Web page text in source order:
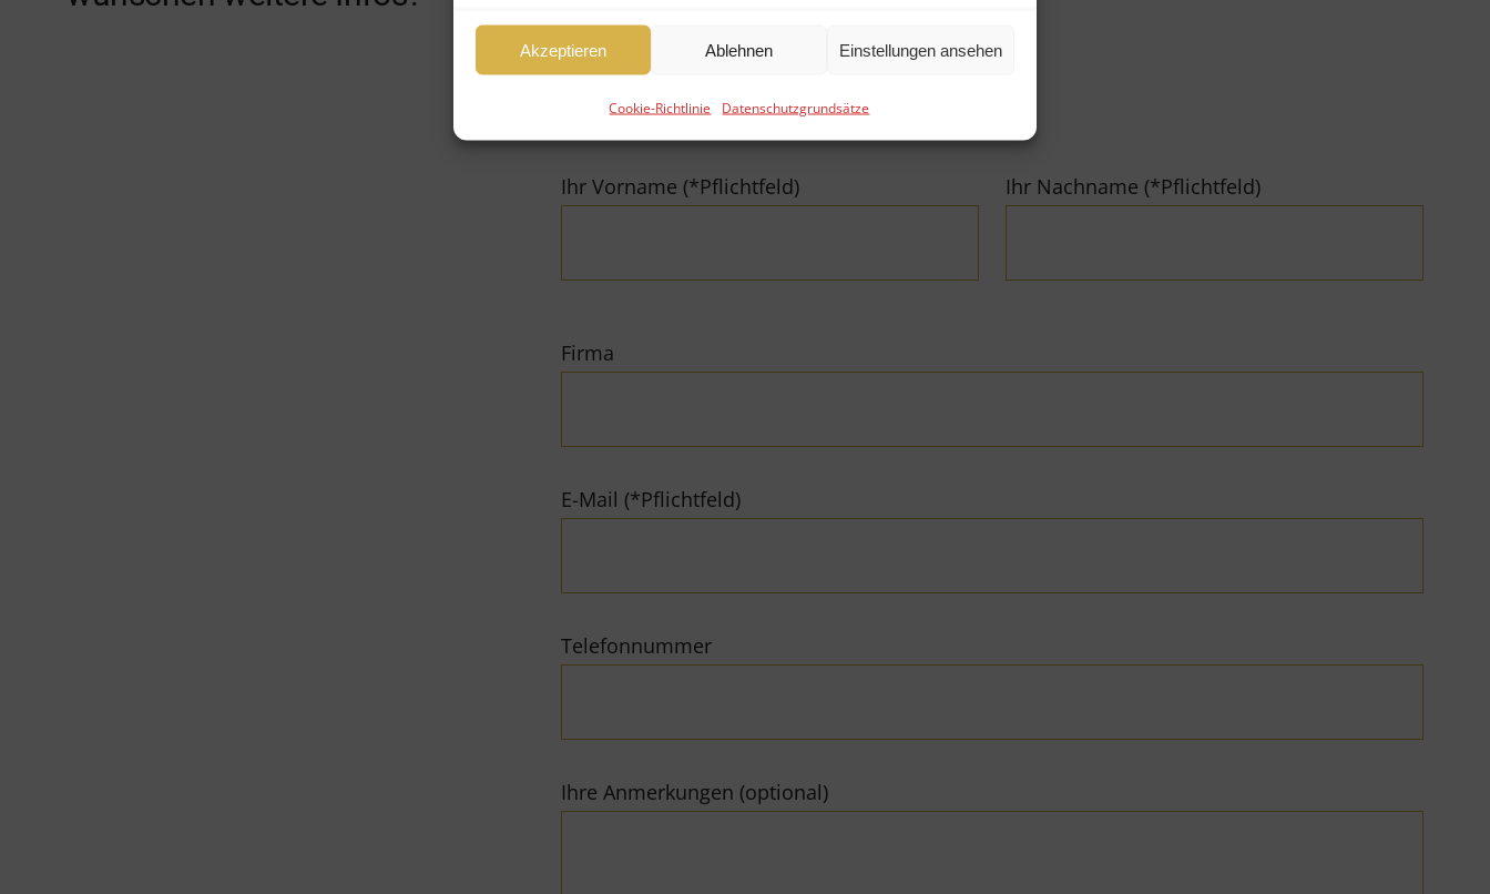
Akzeptieren Ablehnen Einstellungen ansehen
Cookie-Richtlinie Datenschutzgrundsätze
Fonds verkaufen Fonds kaufen
Ihr Vorname (*Pflichtfeld) Ihr Nachname (*Pflichtfeld)
Firma
E-Mail (*Pflichtfeld)
Telefonnummer
Ihre Anmerkungen (optional)